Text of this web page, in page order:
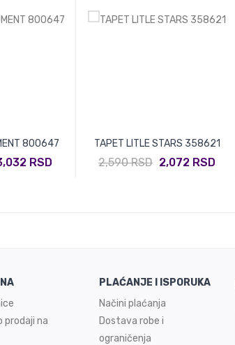
800647
RSD
TAPET LITLE STARS 358621
2,590 RSD 2,072 RSD
prodaji na
PLAĆANJE I ISPORUKA
Načini plaćanja
Dostava robe i
ograničenja